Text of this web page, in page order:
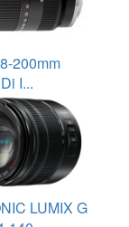
200mm
I...
LUMIX G